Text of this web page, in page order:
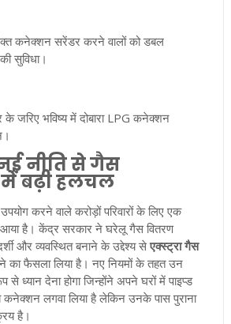
कनेक्शन सरेंडर करने वालों को डबल
सुविधा।
के जरिए भविष्य में दोबारा LPG कनेक्शन
नीति से गैस
में बढ़ी हलचल
करने वाले करोड़ों परिवारों के लिए एक
आया है। केंद्र सरकार ने घरेलू गैस वितरण
और व्यवस्थित बनाने के उद्देश्य से एक्स्ट्रा गैस
का फैसला लिया है। नए नियमों के तहत उन
ध्यान देना होगा जिन्होंने अपने घरों में पाइप्ड
लगवा लिया है लेकिन उनके पास पुराना
है।